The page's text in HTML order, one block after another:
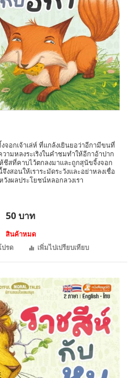
จอกเจ้าเล่ห์ ที่แกล้งเยินยอว่าอีกามีขนที่
วามหลงระเริงในคำชมทำให้อีกาอ้าปาก
ห้ชีสที่คาบไว้ตกลงมาและถูกสุนัขจิ้งจอก
งสอนให้เราระมัดระวังและอย่าหลงเชื่อ
งผลประโยชน์หลอกลวงเรา
50 บาท
สินค้าหมด
ปรด
เพิ่มไปเปรียบเทียบ